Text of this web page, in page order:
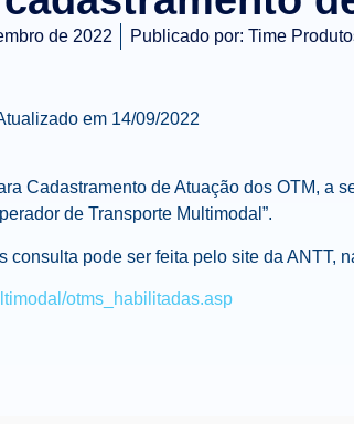
de 2022 Publicado por: Time
em 14/09/2022
Cadastramento de Atuação dos OTM, a
de Transporte Multimodal”.
consulta pode ser feita pelo site da ANTT,
otms_habilitadas.asp